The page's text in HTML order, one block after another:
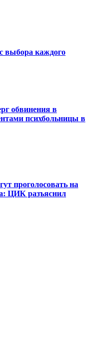
выбора каждого
обвинения в
психбольницы в
проголосовать на
ЦИК разъяснил